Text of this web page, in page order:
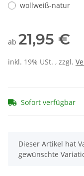
wollweiß-natur
ab 21,95 €
inkl. 19% USt. , zzgl.
Sofort verfügbar
x
Dieser Artikel hat
gewünschte